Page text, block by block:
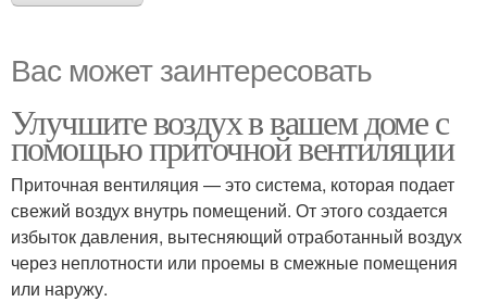
Вас может заинтересовать
Улучшите воздух в вашем доме с
помощью приточной вентиляции
Приточная вентиляция — это система, которая подает
свежий воздух внутрь помещений. От этого создается
избыток давления, вытесняющий отработанный воздух
через неплотности или проемы в смежные помещения
или наружу.